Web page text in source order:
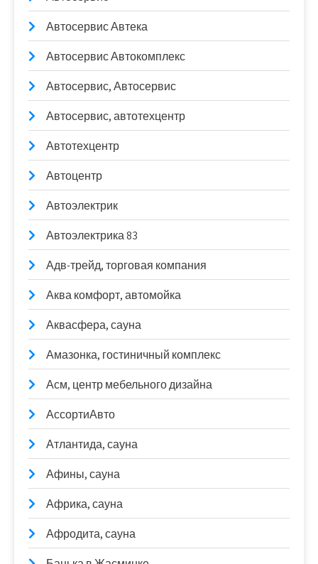
Автосервис Автека
Автосервис Автокомплекс
Автосервис, Автосервис
Автосервис, автотехцентр
Автотехцентр
Автоцентр
Автоэлектрик
Автоэлектрика 83
Адв-трейд, торговая компания
Аква комфорт, автомойка
Аквасфера, сауна
Амазонка, гостиничный комплекс
Асм, центр мебельного дизайна
АссортиАвто
Атлантида, сауна
Афины, сауна
Африка, сауна
Афродита, сауна